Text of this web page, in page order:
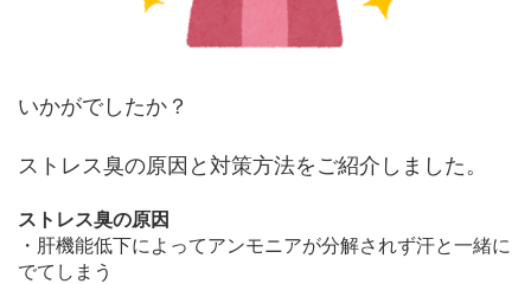
いかがでしたか？
ストレス臭の原因と対策方法をご紹介しました。
ストレス臭の原因
・肝機能低下によってアンモニアが分解されず汗と一緒に
でてしまう